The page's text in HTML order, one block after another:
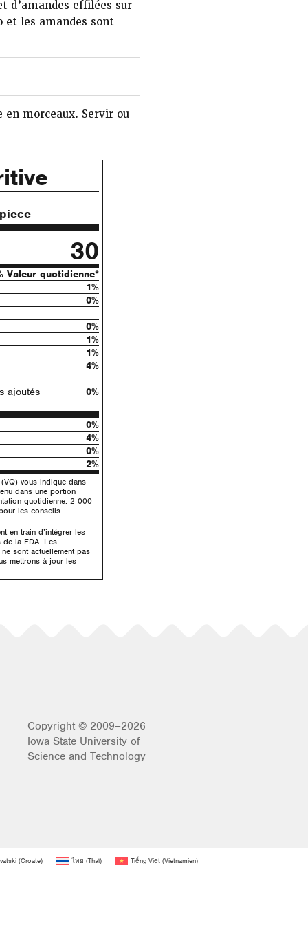
d’amandes effilées sur
et les amandes sont
en morceaux. Servir ou
30
Valeur quotidienne*
1%
0%
0%
1%
1%
4%
ajoutés
0%
0%
4%
0%
2%
vous indique dans
dans une portion
quotidienne. 2 000
les conseils
en train d’intégrer les
de la FDA. Les
sont actuellement pas
mettrons à jour les
Copyright © 2009–2026
Iowa State University of
Science and Technology
(Croate) ไทย (Thaï) Tiếng Việt (Vietnamien)